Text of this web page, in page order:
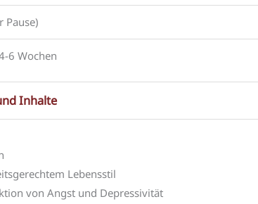
6 Wochen
Inhalte
Lebensstil
von Angst und Depressivität